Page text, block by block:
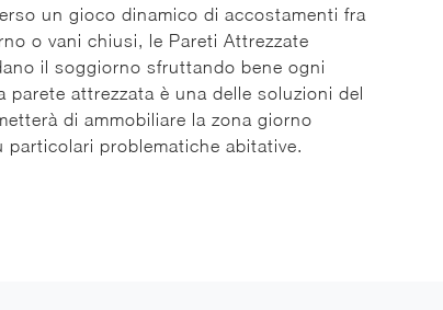
un gioco dinamico di accostamenti fra
o vani chiusi, le Pareti Attrezzate
il soggiorno sfruttando bene ogni
parete attrezzata è una delle soluzioni del
di ammobiliare la zona giorno
particolari problematiche abitative.